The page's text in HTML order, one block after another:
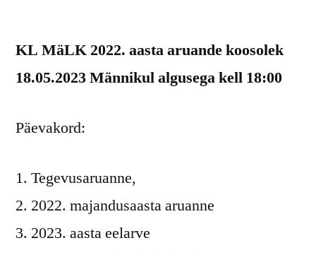
KL MäLK 2022. aasta aruande koosolek
18.05.2023 Männikul algusega kell 18:00
Päevakord:
Tegevusaruanne,
2022. majandusaasta aruanne
2023. aasta eelarve